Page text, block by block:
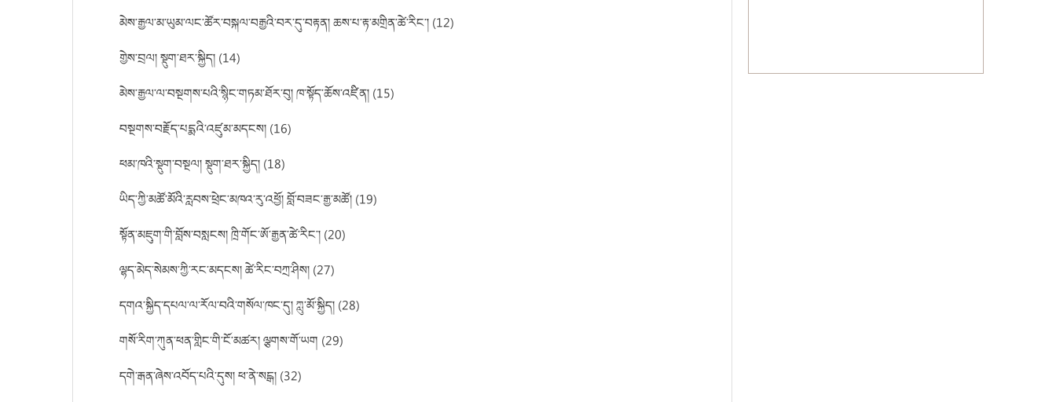
མེས་རྒྱལ་མ་ཡུམ་ལང་ཚོར་བསྐལ་བརྒྱའི་བར་དུ་བརྟན། ཆས་པ་རྟ་མགྲིན་ཚེ་རིང་། (12)
གྱེས་བྲལ། སྡུག་ཐར་སྐྱིད། (14)
མེས་རྒྱལ་ལ་བསྔགས་པའི་སྙིང་གཏམ་ཐོར་བུ། ཁ་སྟོད་ཆོས་འཛིན། (15)
བསྔགས་བརྗོད་པདྨའི་འཛུམ་མདངས། (16)
ཕམ་ཁའི་སྡུག་བསྔལ། སྡུག་ཐར་སྐྱིད། (18)
ཡིད་ཀྱི་མཚོ་མོའི་རླབས་ཕྲེང་མཁའ་རུ་འཕྱོ། བློ་བཟང་རྒྱ་མཚོ། (19)
སྟོན་མཇུག་གི་བློས་བསླངས། ཁྲི་གོང་ཨོ་རྒྱན་ཚེ་རིང་། (20)
ལྷད་མེད་སེམས་ཀྱི་རང་མདངས། ཚེ་རིང་བཀྲ་ཤིས། (27)
དགའ་སྐྱིད་དཔལ་ལ་རོལ་བའི་གསོལ་ཁང་དུ། ཀླུ་མོ་སྐྱིད། (28)
གསོ་རིག་ཀུན་ཕན་གླིང་གི་ངོ་མཚར། ལྕགས་གོ་ཡག (29)
དགེ་རྒན་ཞེས་འབོད་པའི་དུས། ཕ་ནེ་སངྒ། (32)